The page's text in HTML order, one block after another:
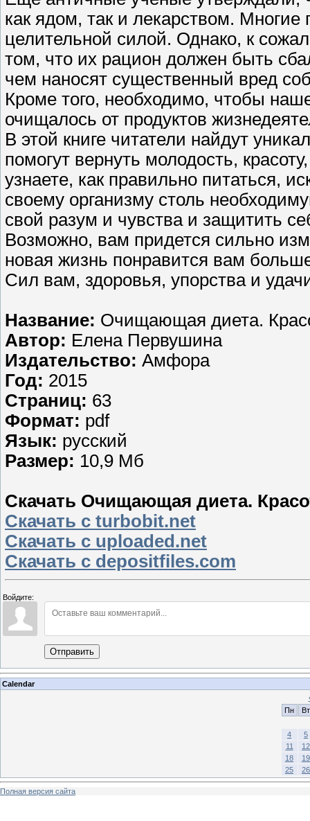
как ядом, так и лекарством.
целительной силой. Однако, к
том, что их рацион должен быть
чем наносят существенный вред
Кроме того, необходимо, чтобы
очищалось от продуктов
В этой книге читатели найдут
помогут вернуть молодость,
узнаете, как правильно питаться,
своему организму столь
свой разум и чувства и защитить
Возможно, вам придется сильно
новая жизнь понравится вам
Сил вам, здоровья, упорства и
Название: Очищающая диета.
Автор: Елена Первушина
Издательство: Амфора
Год: 2015
Страниц: 63
Формат: pdf
Язык: русский
Размер: 10,9 Мб
Скачать Очищающая диета.
Скачать с turbobit.net
Скачать с uploaded.net
Скачать с depositfiles.com
Войдите:
Отправить
Calendar
Пн
Вт
4
5
11
12
18
19
25
26
Полная версия сайта